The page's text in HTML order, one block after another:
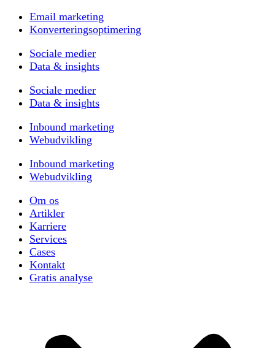
Email marketing
Konverteringsoptimering
Sociale medier
Data & insights
Sociale medier
Data & insights
Inbound marketing
Webudvikling
Inbound marketing
Webudvikling
Om os
Artikler
Karriere
Services
Cases
Kontakt
Gratis analyse